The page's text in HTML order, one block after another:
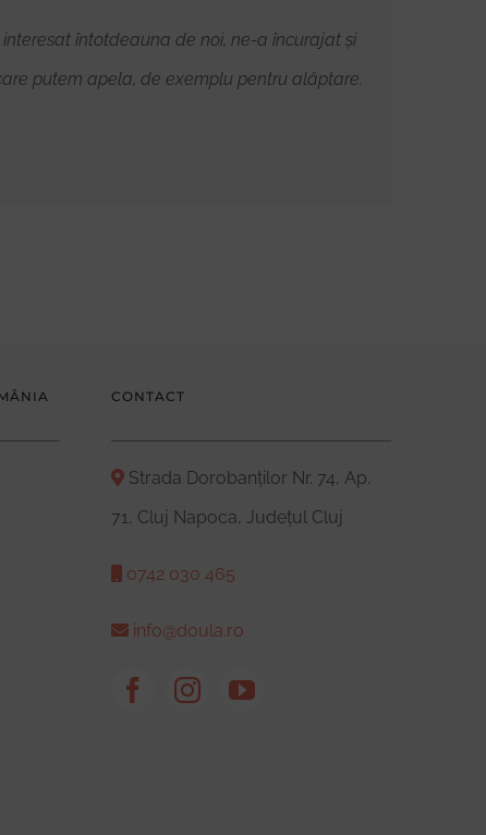
întotdeauna de noi, ne-a încurajat și
putem apela, de exemplu pentru alăptare.
CONTACT
Strada Dorobanților Nr. 74, Ap.
71, Cluj Napoca, Județul Cluj
0742 030 465
info@doula.ro